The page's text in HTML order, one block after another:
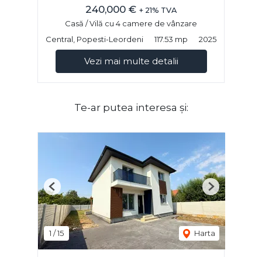
240,000 € + 21% TVA
Casă / Vilă cu 4 camere de vânzare
Central, Popesti-Leordeni
117.53 mp 2025
Vezi mai multe detalii
Te-ar putea interesa și:
1 /15 Harta
Previous Next